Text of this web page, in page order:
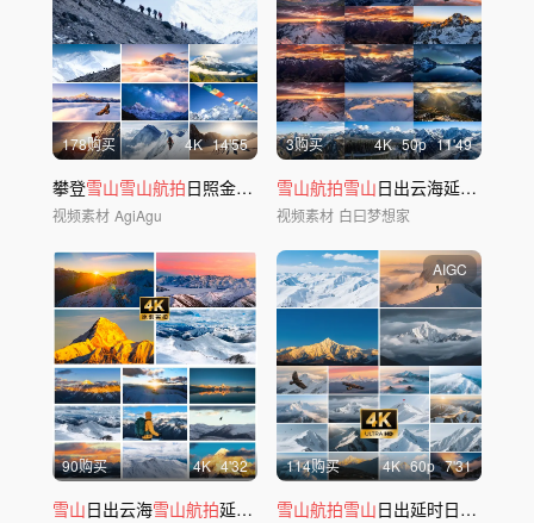
178购买 4K 14'55
攀登雪山雪山航拍日照金山 西藏川西延时山河
视频素材 AgiAgu
3购买 4K 50p 11'49
雪山航拍雪山日出云海延时川西风光日照金
视频素材 白曰梦想家
90购买 4K 4'32
雪山日出云海雪山航拍延时风光日照金 山合集
AIGC
114购买 4K 60p 7'31
雪山航拍雪山日出延时日照金